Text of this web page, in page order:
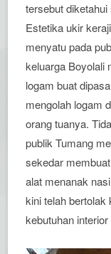
tersebut
Estetika ukir
menyatu pada
keluarga Boyolali
logam buat
mengolah logam
orang tuanya.
publik Tumang
sekedar
alat menanak
kini telah bertolak
kebutuhan